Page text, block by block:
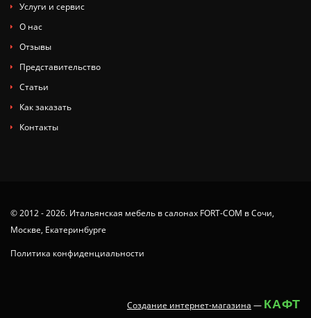
Услуги и сервис
О нас
Отзывы
Представительство
Статьи
Как заказать
Контакты
© 2012 - 2026. Итальянская мебель в салонах FORT-COM в Сочи,
Москве, Екатеринбурге
Политика конфиденциальности
Создание интернет-магазина — КАФТ